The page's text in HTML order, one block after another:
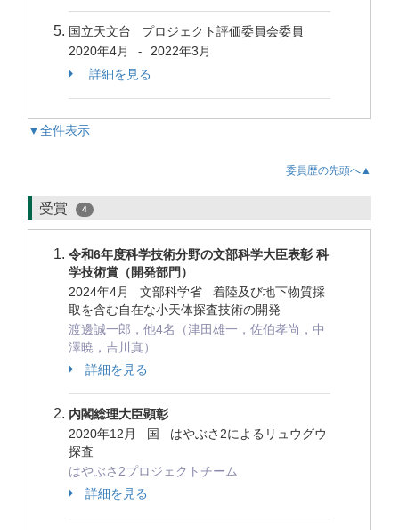
国立天文台 プロジェクト評価委員会委員
2020年4月
-
2022年3月
詳細を見る
▼全件表示
委員歴の先頭へ▲
受賞 4
令和6年度科学技術分野の文部科学大臣表彰 科
学技術賞（開発部門）
2024年4月 文部科学省 着陸及び地下物質採
取を含む自在な小天体探査技術の開発
渡邊誠一郎，他4名（津田雄一，佐伯孝尚，中
澤暁，吉川真）
詳細を見る
内閣総理大臣顕彰
2020年12月 国 はやぶさ2によるリュウグウ
探査
はやぶさ2プロジェクトチーム
詳細を見る